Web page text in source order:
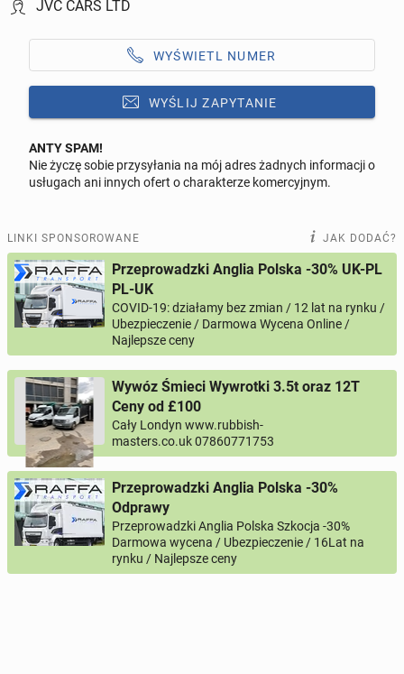
JVC CARS LTD
WYŚWIETL NUMER
WYŚLIJ ZAPYTANIE
Odpowiedz na ofertę tego ogłoszenia
0 / 1000
Imię i nazwisko
Twój email
Twój telefon
Numer telefon wg wzoru NR KIERUNKOWY KRAJU NR TELEFONU , np.:
+44 7123456789 lub +48
ANTY SPAM!
Nie życzę sobie przysyłania na mój adres żadnych informacji o
usługach ani innych ofert o charakterze komercyjnym.
LINKI SPONSOROWANE JAK DODAĆ?
Przeprowadzki Anglia Polska -30% UK-PL
PL-UK
COVID-19: działamy bez zmian / 12 lat na rynku /
Ubezpieczenie / Darmowa Wycena Online /
Najlepsze ceny
Wywóz Śmieci Wywrotki 3.5t oraz 12T
Ceny od £100
Cały Londyn www.rubbish-
masters.co.uk 07860771753
Przeprowadzki Anglia Polska -30%
Odprawy
Przeprowadzki Anglia Polska Szkocja -30%
Darmowa wycena / Ubezpieczenie / 16Lat na
rynku / Najlepsze ceny